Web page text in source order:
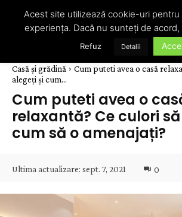
Casă și grădină
Cum puteti avea o casă
alegeți și cum...
Cum puteti avea o
relaxantă? Ce culori
cum să o amenajați?
Ultima actualizare: sept. 7, 2021 0
Acest site utilizează cookie-uri pentru
experiența. Dacă nu sunteți de
Refuz Detalii